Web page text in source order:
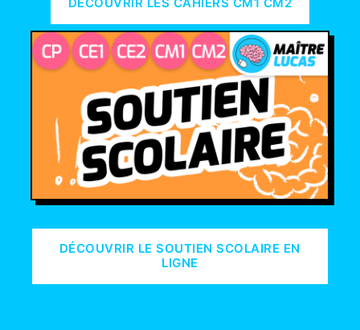
DÉCOUVRIR LES CAHIERS CM1 CM2
DÉCOUVRIR LE SOUTIEN SCOLAIRE EN
LIGNE